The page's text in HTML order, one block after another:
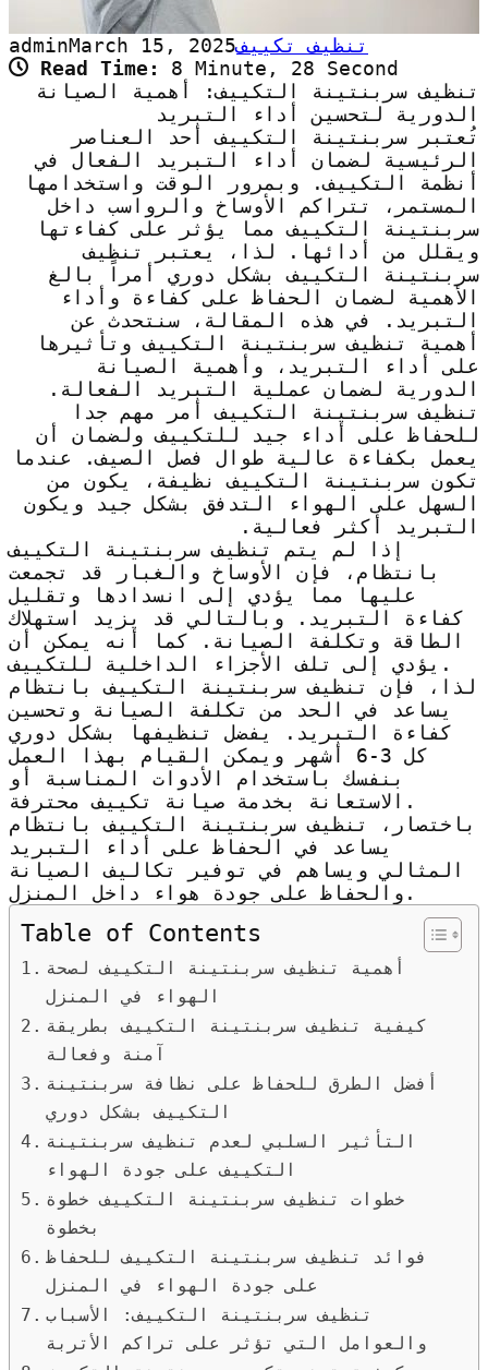
adminMarch 15, 2025تنظيف تكييف
Read Time:
8 Minute, 28 Second
تنظيف سربنتينة التكييف: أهمية الصيانة
الدورية لتحسين أداء التبريد
تُعتبر سربنتينة التكييف أحد العناصر
الرئيسية لضمان أداء التبريد الفعال في
أنظمة التكييف. وبمرور الوقت واستخدامها
المستمر، تتراكم الأوساخ والرواسب داخل
سربنتينة التكييف مما يؤثر على كفاءتها
ويقلل من أدائها. لذا، يعتبر تنظيف
سربنتينة التكييف بشكل دوري أمراً بالغ
الأهمية لضمان الحفاظ على كفاءة وأداء
التبريد. في هذه المقالة، سنتحدث عن
أهمية تنظيف سربنتينة التكييف وتأثيرها
على أداء التبريد، وأهمية الصيانة
الدورية لضمان عملية التبريد الفعالة.
تنظيف سربنتينة التكييف أمر مهم جدا
للحفاظ على أداء جيد للتكييف ولضمان أن
يعمل بكفاءة عالية طوال فصل الصيف. عندما
تكون سربنتينة التكييف نظيفة، يكون من
السهل على الهواء التدفق بشكل جيد ويكون
التبريد أكثر فعالية.
إذا لم يتم تنظيف سربنتينة التكييف
بانتظام، فإن الأوساخ والغبار قد تجمعت
عليها مما يؤدي إلى انسدادها وتقليل
كفاءة التبريد. وبالتالي قد يزيد استهلاك
الطاقة وتكلفة الصيانة. كما أنه يمكن أن
يؤدي إلى تلف الأجزاء الداخلية للتكييف.
لذا، فإن تنظيف سربنتينة التكييف بانتظام
يساعد في الحد من تكلفة الصيانة وتحسين
كفاءة التبريد. يفضل تنظيفها بشكل دوري
كل 3-6 أشهر ويمكن القيام بهذا العمل
بنفسك باستخدام الأدوات المناسبة أو
الاستعانة بخدمة صيانة تكييف محترفة.
باختصار، تنظيف سربنتينة التكييف بانتظام
يساعد في الحفاظ على أداء التبريد
المثالي ويساهم في توفير تكاليف الصيانة
والحفاظ على جودة هواء داخل المنزل.
Table of Contents
أهمية تنظيف سربنتينة التكييف لصحة
الهواء في المنزل
كيفية تنظيف سربنتينة التكييف بطريقة
آمنة وفعالة
أفضل الطرق للحفاظ على نظافة سربنتينة
التكييف بشكل دوري
التأثير السلبي لعدم تنظيف سربنتينة
التكييف على جودة الهواء
خطوات تنظيف سربنتينة التكييف خطوة
بخطوة
فوائد تنظيف سربنتينة التكييف للحفاظ
على جودة الهواء في المنزل
تنظيف سربنتينة التكييف: الأسباب
والعوامل التي تؤثر على تراكم الأتربة